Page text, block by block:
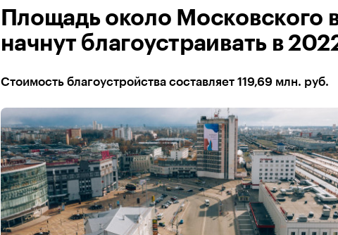
Площадь около Московского
начнут благоустраивать в
Стоимость благоустройства составляет 119,69 млн. руб.